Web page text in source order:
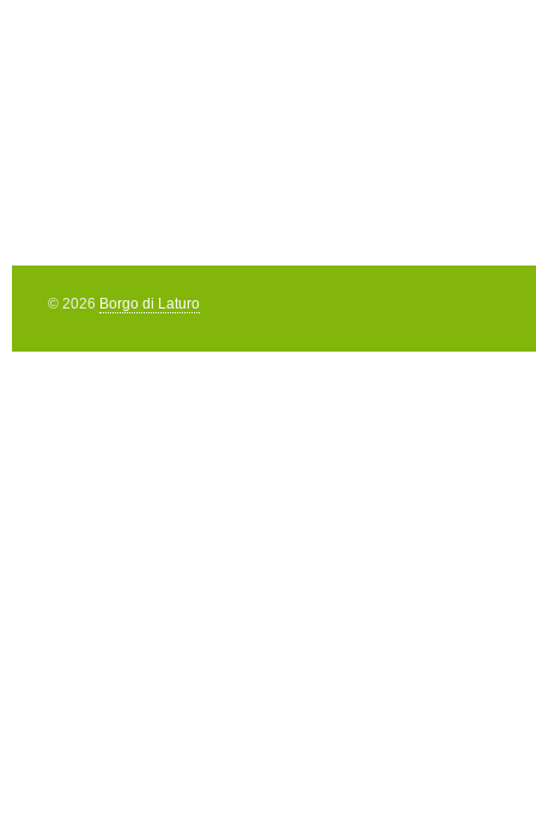
© 2026 Borgo di Laturo